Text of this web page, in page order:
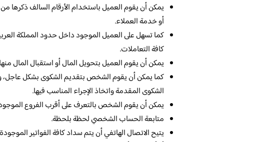
يمكن أن يقوم العميل باستخدام الأرقام السالف ذكرها
أو خدمة العملاء.
كما تسهل على العميل الموجود داخل حدود المملكة
كافة التعاملات.
يمكن أن يقوم العميل بتحويل المال أو استقبال المال
كما يمكن أن يقوم الشخص بتقديم الشكوى بشكل
الشكوى المقدمة واتخاذ الإجراء المناسب فيها.
يمكن أن يقوم الشخص بالتعرف على أقرب الفروع
متابعة الحساب الشخصي لحظة بلحظة.
يتيح الاتصال الهاتفي أن يتم سداد كافة الفواتير